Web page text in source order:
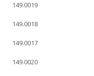
149.0019
149.0018
149.0017
149.0020